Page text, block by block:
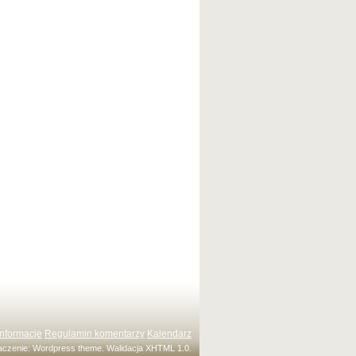
Regulamin komentarzy Kalendarz
Wordpress theme. WalidacjaXHTML 1.0.